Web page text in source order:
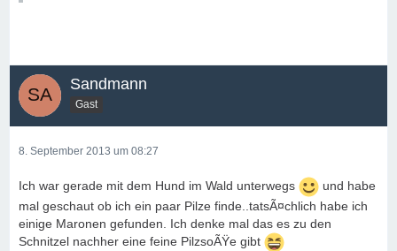
Sandmann
Gast
8. September 2013 um 08:27
Ich war gerade mit dem Hund im Wald unterwegs
und habe
mal geschaut ob ich ein paar Pilze finde..tatsÃ¤chlich habe ich
einige Maronen gefunden. Ich denke mal das es zu den
Schnitzel nachher eine feine PilzsoÃŸe gibt